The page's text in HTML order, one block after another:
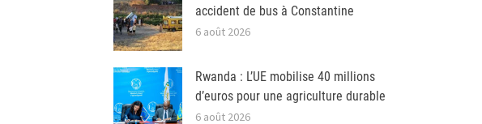
accident de bus à Constantine
6 août 2026
Rwanda : L’UE mobilise 40 millions
d’euros pour une agriculture durable
6 août 2026